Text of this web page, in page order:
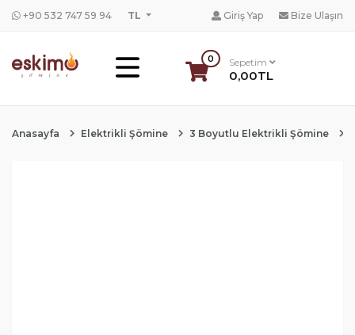
+90 532 747 59 94 TL Giriş Yap Bize Ulaşın
0 Sepetim
0,00TL
Anasayfa Elektrikli Şömine 3 Boyutlu Elektrikli Şömine